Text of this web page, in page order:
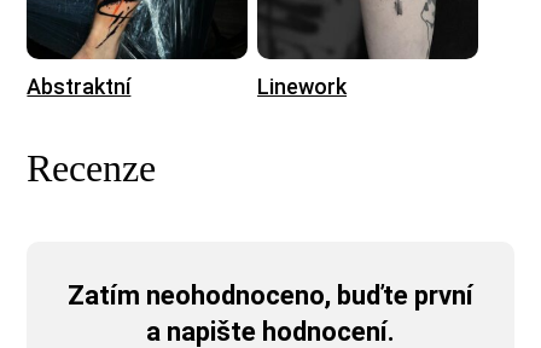
Abstraktní Linework
Recenze
Zatím neohodnoceno, buďte první
a napište hodnocení.